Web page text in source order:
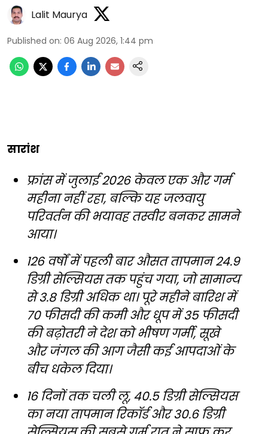
Lalit Maurya
Published on: 06 Aug 2026, 1:44 pm
सारांश
फ्रांस में जुलाई 2026 केवल एक और गर्म
महीना नहीं रहा, बल्कि यह जलवायु
परिवर्तन की भयावह तस्वीर बनकर सामने
आया।
126 वर्षों में पहली बार औसत तापमान 24.9
डिग्री सेल्सियस तक पहुंच गया, जो सामान्य
से 3.8 डिग्री अधिक था। पूरे महीने बारिश में
70 फीसदी की कमी और धूप में 35 फीसदी
की बढ़ोतरी ने देश को भीषण गर्मी, सूखे
और जंगल की आग जैसी कई आपदाओं के
बीच धकेल दिया।
16 दिनों तक चली लू, 40.5 डिग्री सेल्सियस
का नया तापमान रिकॉर्ड और 30.6 डिग्री